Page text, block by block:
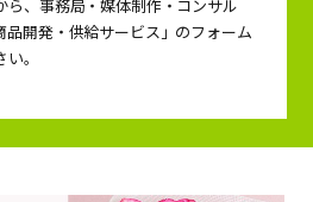
ら、事務局・媒体制作・コンサル
品開発・供給サービス」のフォーム
。